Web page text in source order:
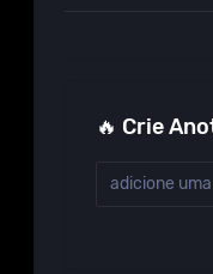
🔥 Crie